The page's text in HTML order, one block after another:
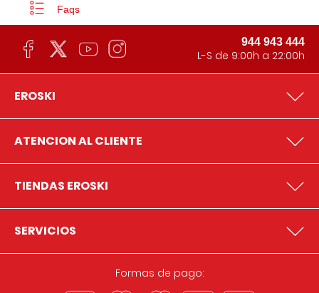
Faqs
944 943 444
L-S de 9:00h a 22:00h
EROSKI
ATENCION AL CLIENTE
TIENDAS EROSKI
SERVICIOS
Formas de pago: